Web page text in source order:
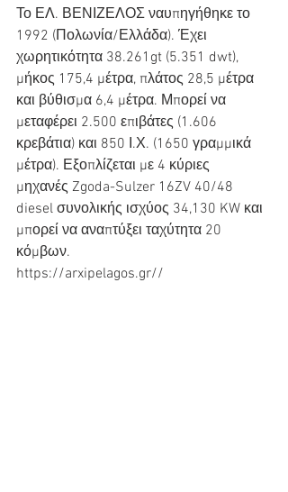
Το ΕΛ. ΒΕΝΙΖΕΛΟΣ ναυπηγήθηκε το
1992 (Πολωνία/Ελλάδα). Έχει
χωρητικότητα 38.261gt (5.351 dwt),
μήκος 175,4 μέτρα, πλάτος 28,5 μέτρα
και βύθισμα 6,4 μέτρα. Μπορεί να
μεταφέρει 2.500 επιβάτες (1.606
κρεβάτια) και 850 Ι.Χ. (1650 γραμμικά
μέτρα). Εξοπλίζεται με 4 κύριες
μηχανές Zgoda-Sulzer 16ZV 40/48
diesel συνολικής ισχύος 34,130 KW και
μπορεί να αναπτύξει ταχύτητα 20
κόμβων.
https://arxipelagos.gr//